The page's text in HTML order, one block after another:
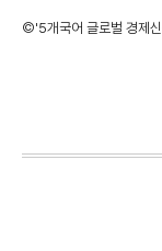
©'5개국어 글로벌 경제신